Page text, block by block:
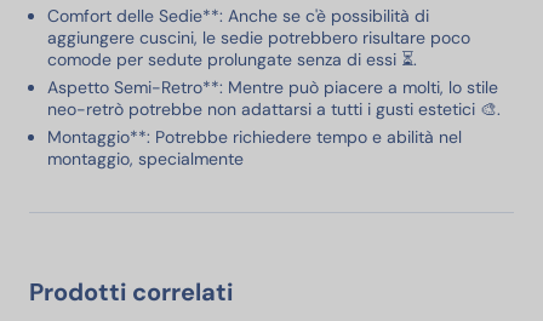
Comfort delle Sedie**: Anche se c'è possibilità di
aggiungere cuscini, le sedie potrebbero risultare poco
comode per sedute prolungate senza di essi ⏳.
Aspetto Semi-Retro**: Mentre può piacere a molti, lo stile
neo-retrò potrebbe non adattarsi a tutti i gusti estetici 🎨.
Montaggio**: Potrebbe richiedere tempo e abilità nel
montaggio, specialmente
Prodotti correlati